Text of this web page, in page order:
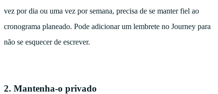
vez por dia ou uma vez por semana, precisa de se manter fiel ao
cronograma planeado. Pode adicionar um lembrete no Journey para
não se esquecer de escrever.
2. Mantenha-o privado